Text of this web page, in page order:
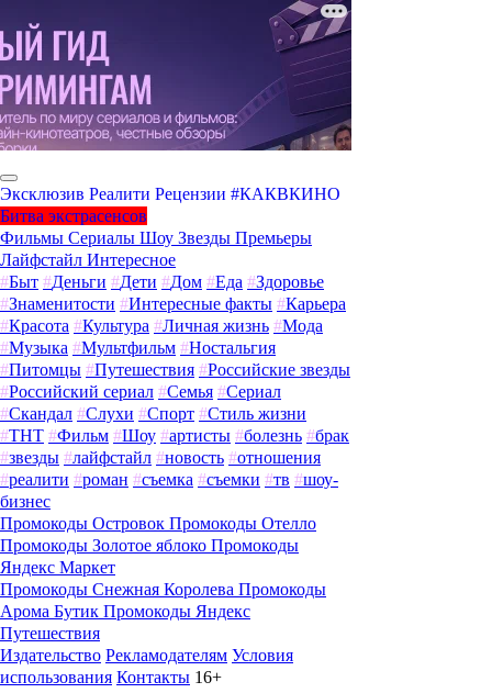
Эксклюзив Реалити Рецензии #КАКВКИНО
Битва экстрасенсов
Фильмы Сериалы Шоу Звезды Премьеры
Лайфстайл Интересное
#Быт #Деньги #Дети #Дом #Еда #Здоровье
#Знаменитости #Интересные факты #Карьера
#Красота #Культура #Личная жизнь #Мода
#Музыка #Мультфильм #Ностальгия
#Питомцы #Путешествия #Российские звезды
#Российский сериал #Семья #Сериал
#Скандал #Слухи #Спорт #Стиль жизни
#ТНТ #Фильм #Шоу #артисты #болезнь #брак
#звезды #лайфстайл #новость #отношения
#реалити #роман #съемка #съемки #тв #шоу-
бизнес
Промокоды Островок Промокоды Отелло
Промокоды Золотое яблоко Промокоды
Яндекс Маркет
Промокоды Снежная Королева Промокоды
Арома Бутик Промокоды Яндекс
Путешествия
Издательство Рекламодателям Условия
использования Контакты 16+